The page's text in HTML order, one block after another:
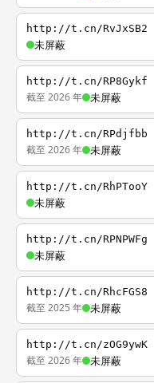
http://t.cn/RvJxSB2
未屏蔽
http://t.cn/RP8Gykf
截至 2026 年 未屏蔽
http://t.cn/RPdjfbb
截至 2026 年 未屏蔽
http://t.cn/RhPTooY
未屏蔽
http://t.cn/RPNPWFg
未屏蔽
http://t.cn/RhcFGS8
截至 2025 年 未屏蔽
http://t.cn/zOG9ywK
截至 2026 年 未屏蔽